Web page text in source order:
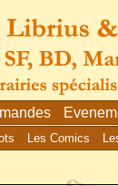
Les Comics